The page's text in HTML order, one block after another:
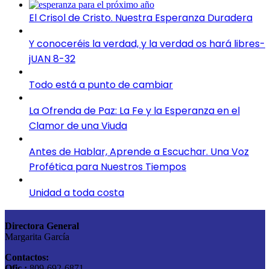
El Crisol de Cristo. Nuestra Esperanza Duradera
Y conoceréis la verdad, y la verdad os hará libres-
jUAN 8-32
Todo está a punto de cambiar
La Ofrenda de Paz: La Fe y la Esperanza en el
Clamor de una Viuda
Antes de Hablar, Aprende a Escuchar. Una Voz
Profética para Nuestros Tiempos
Unidad a toda costa
Directora General
Margarita García
Contactos: